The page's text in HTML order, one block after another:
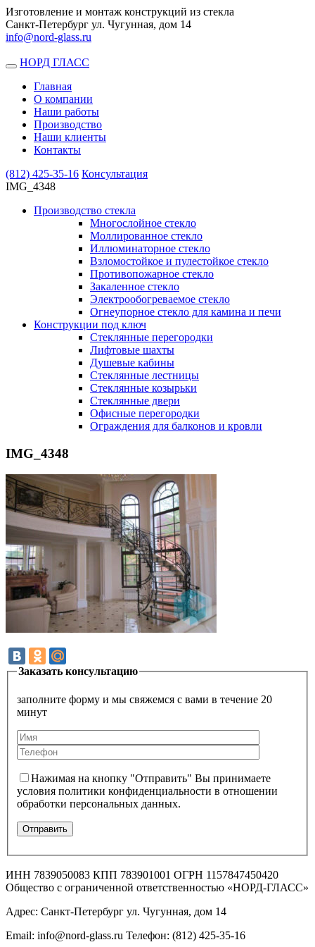
Изготовление и монтаж конструкций из стекла
Санкт-Петербург ул. Чугунная, дом 14
info@nord-glass.ru
Toggle
navigation
НОРД ГЛАСС
Главная
О компании
Наши работы
Производство
Наши клиенты
Контакты
(812) 425-35-16 Консультация
IMG_4348
Производство стекла
Многослойное стекло
Моллированное стекло
Иллюминаторное стекло
Взломостойкое и пулестойкое стекло
Противопожарное стекло
Закаленное стекло
Электрообогреваемое стекло
Огнеупорное стекло для камина и печи
Конструкции под ключ
Стеклянные перегородки
Лифтовые шахты
Душевые кабины
Cтеклянные лестницы
Cтеклянные козырьки
Cтеклянные двери
Офисные перегородки
Ограждения для балконов и кровли
IMG_4348
Заказать консультацию
заполните форму и мы свяжемся с вами в течение 20
минут
Нажимая на кнопку "Отправить" Вы принимаете
условия политики конфиденциальности в отношении
обработки персональных данных.
ИНН 7839050083 КПП 783901001 ОГРН 1157847450420
Общество с ограниченной ответственностью «НОРД-ГЛАСС»
Адрес: Санкт-Петербург ул. Чугунная, дом 14
Email: info@nord-glass.ru Телефон: (812) 425-35-16